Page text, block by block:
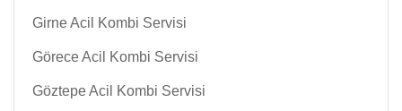
Girne Acil Kombi Servisi
Görece Acil Kombi Servisi
Göztepe Acil Kombi Servisi